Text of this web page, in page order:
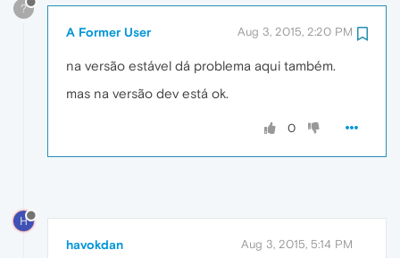
?
A Former User Aug 3, 2015, 2:20 PM
na versão estável dá problema aqui também.
mas na versão dev está ok.
0
H
havokdan Aug 3, 2015, 5:14 PM